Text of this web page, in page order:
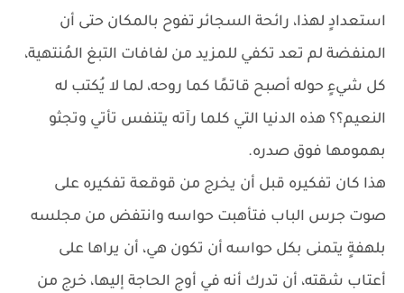
استعدادٍ لهذا، رائحة السجائر تفوح بالمكان حتى أن
المنفضة لم تعد تكفي للمزيد من لفافات التبغ المُنتهية،
كل شيءٍ حوله أصبح قاتمًا كما روحه، لما لا يُكتب له
النعيم؟؟ هذه الدنيا التي كلما رآته يتنفس تأتي وتجثو
بهمومها فوق صدره.
هذا كان تفكيره قبل أن يخرج من قوقعة تفكيره على
صوت جرس الباب فتأهبت حواسه وانتفض من مجلسه
بلهفةٍ يتمنى بكل حواسه أن تكون هي، أن يراها على
أعتاب شقته، أن تدرك أنه في أوج الحاجة إليها، خرج من